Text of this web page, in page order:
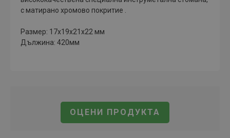
ОЦЕНИ ПРОДУКТА
с матирано хромово покритие .
Размер: 17х19х21х22 мм
Дължина: 420мм